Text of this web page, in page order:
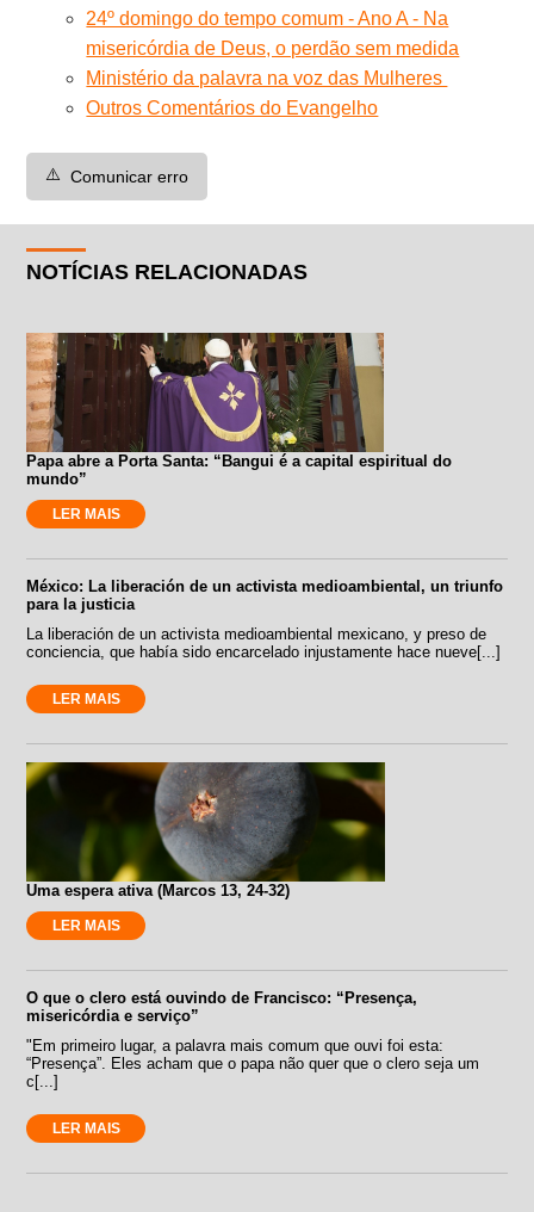
24º domingo do tempo comum - Ano A - Na
misericórdia de Deus, o perdão sem medida
Ministério da palavra na voz das Mulheres
Outros Comentários do Evangelho
⚠️ Comunicar erro
NOTÍCIAS RELACIONADAS
Papa abre a Porta Santa: “Bangui é a capital espiritual do
mundo”
LER MAIS
México: La liberación de un activista medioambiental, un triunfo
para la justicia
La liberación de un activista medioambiental mexicano, y preso de
conciencia, que había sido encarcelado injustamente hace nueve[...]
LER MAIS
Uma espera ativa (Marcos 13, 24-32)
LER MAIS
O que o clero está ouvindo de Francisco: “Presença,
misericórdia e serviço”
"Em primeiro lugar, a palavra mais comum que ouvi foi esta:
“Presença”. Eles acham que o papa não quer que o clero seja um
c[...]
LER MAIS